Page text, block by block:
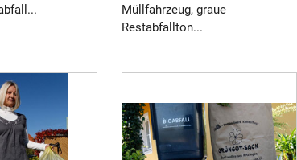
Müllfahrzeug, graue
Restabfallton...